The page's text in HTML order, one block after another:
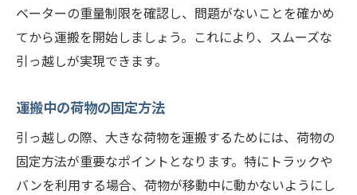
ベーターの重量制限を確認し、問題がないことを確かめ
てから運搬を開始しましょう。これにより、スムーズな
引っ越しが実現できます。
運搬中の荷物の固定方法
引っ越しの際、大きな荷物を運搬するためには、荷物の
固定方法が重要なポイントとなります。特にトラックや
バンを利用する場合、荷物が移動中に動かないようにし